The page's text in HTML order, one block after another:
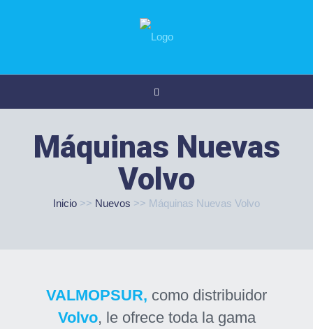
Máquinas Nuevas
Volvo
Inicio >> Nuevos >> Máquinas Nuevas Volvo
VALMOPSUR, como distribuidor
Volvo, le ofrece toda la gama